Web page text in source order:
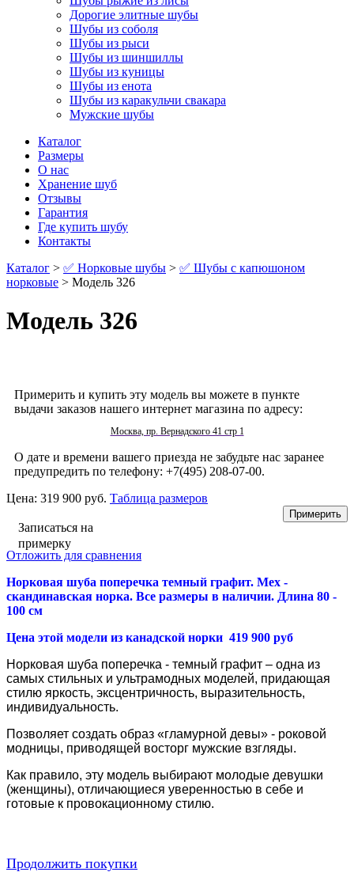
Дорогие элитные шубы
Шубы из соболя
Шубы из рыси
Шубы из шиншиллы
Шубы из куницы
Шубы из енота
Шубы из каракульчи свакара
Мужские шубы
Каталог
Размеры
О нас
Хранение шуб
Отзывы
Гарантия
Где купить шубу
Контакты
Каталог > ✅ Норковые шубы > ✅ Шубы с капюшоном
норковые > Модель 326
Модель 326
Примерить и купить эту модель вы можете в пункте
выдачи заказов нашего интернет магазина по адресу:
Москва, пр. Вернадского 41 стр 1
О дате и времени вашего приезда не забудьте нас заранее
предупредить по телефону: +7(495) 208-07-00.
Цена: 319 900 руб. Таблица размеров
Записаться на
примерку
Отложить для сравнения
Норковая шуба поперечка темный графит. Мех -
скандинавская норка. Все размеры в наличии. Длина 80 -
100 см
Цена этой модели из канадской норки 419 900 руб
Норковая шуба поперечка - темный графит – одна из
самых стильных и ультрамодных моделей, придающая
стилю яркость, эксцентричность, выразительность,
индивидуальность.
Позволяет создать образ «гламурной девы» - роковой
модницы, приводящей восторг мужские взгляды.
Как правило, эту модель выбирают молодые девушки
(женщины), отличающиеся уверенностью в себе и
готовые к провокационному стилю.
Продолжить покупки